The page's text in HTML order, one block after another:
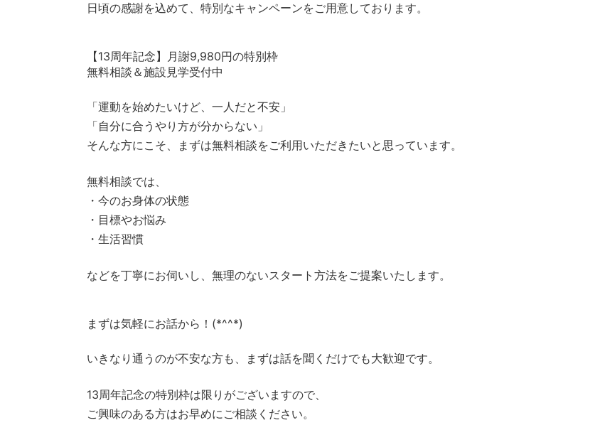
日頃の感謝を込めて、特別なキャンペーンをご用意しております。
【13周年記念】月謝9,980円の特別枠
無料相談＆施設見学受付中
「運動を始めたいけど、一人だと不安」
「自分に合うやり方が分からない」
そんな方にこそ、まずは無料相談をご利用いただきたいと思っています。
無料相談では、
・今のお身体の状態
・目標やお悩み
・生活習慣
などを丁寧にお伺いし、無理のないスタート方法をご提案いたします。
まずは気軽にお話から！(*^^*)
いきなり通うのが不安な方も、まずは話を聞くだけでも大歓迎です。
13周年記念の特別枠は限りがございますので、
ご興味のある方はお早めにご相談ください。